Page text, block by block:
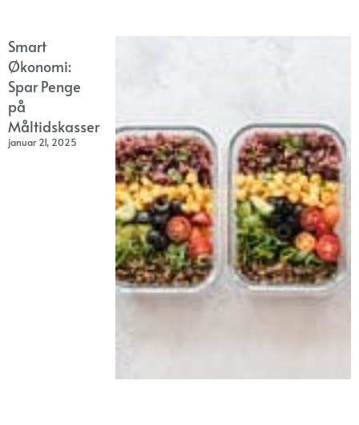
Smart
Økonomi:
Spar Penge
på
Måltidskasser
januar 21, 2025